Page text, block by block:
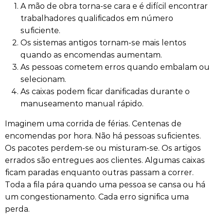
A mão de obra torna-se cara e é difícil encontrar
trabalhadores qualificados em número
suficiente.
Os sistemas antigos tornam-se mais lentos
quando as encomendas aumentam.
As pessoas cometem erros quando embalam ou
selecionam.
As caixas podem ficar danificadas durante o
manuseamento manual rápido.
Imaginem uma corrida de férias. Centenas de
encomendas por hora. Não há pessoas suficientes.
Os pacotes perdem-se ou misturam-se. Os artigos
errados são entregues aos clientes. Algumas caixas
ficam paradas enquanto outras passam a correr.
Toda a fila pára quando uma pessoa se cansa ou há
um congestionamento. Cada erro significa uma
perda.